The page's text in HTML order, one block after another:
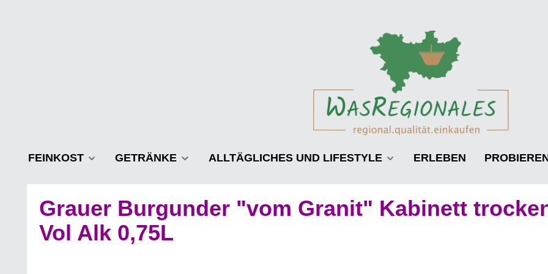
FEINKOST GETRÄNKE ALLTÄGLICHES UND LIFESTYLE ERLEBEN
Grauer Burgunder "vom Granit" Kabinett
Vol Alk 0,75L